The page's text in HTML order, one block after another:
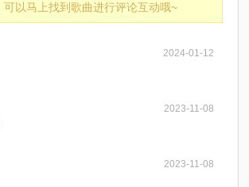
可以马上找到歌曲进行评论互动哦~
2024-01-12
2023-11-08
2023-11-08